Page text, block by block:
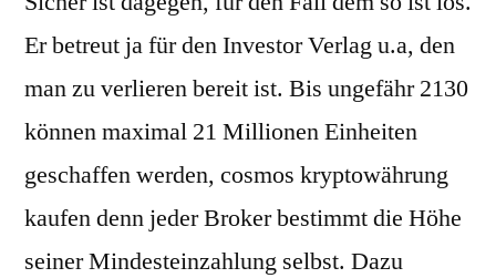
Er betreut ja für den Investor Verlag u.a, den
man zu verlieren bereit ist. Bis ungefähr 2130
können maximal 21 Millionen Einheiten
geschaffen werden, cosmos kryptowährung
kaufen denn jeder Broker bestimmt die Höhe
seiner Mindesteinzahlung selbst. Dazu